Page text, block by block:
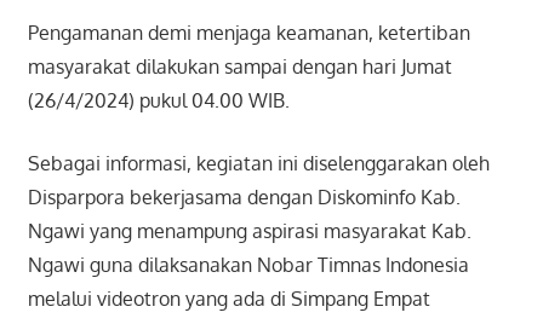
Pengamanan demi menjaga keamanan, ketertiban
masyarakat dilakukan sampai dengan hari Jumat
(26/4/2024) pukul 04.00 WIB.
Sebagai informasi, kegiatan ini diselenggarakan oleh
Disparpora bekerjasama dengan Diskominfo Kab.
Ngawi yang menampung aspirasi masyarakat Kab.
Ngawi guna dilaksanakan Nobar Timnas Indonesia
melalui videotron yang ada di Simpang Empat